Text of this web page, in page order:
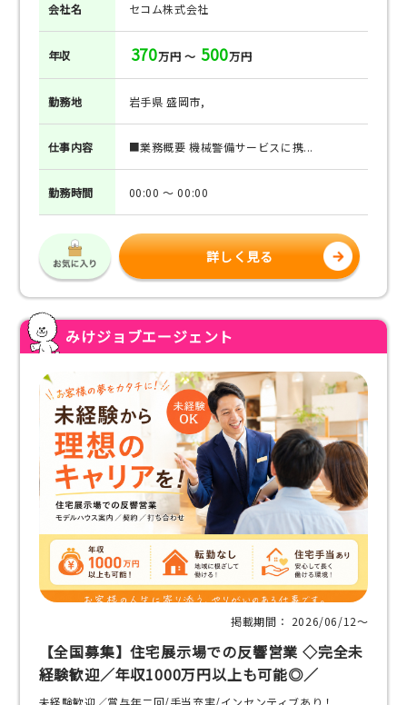
会社名 セコム株式会社
年収 370万円 ～ 500万円
勤務地 岩手県 盛岡市,
仕事内容 ■業務概要 機械警備サービスに携...
勤務時間 00:00 ～ 00:00
詳しく見る
みけジョブエージェント
掲載期間： 2026/06/12〜
【全国募集】住宅展示場での反響営業 ◇完全未
経験歓迎／年収1000万円以上も可能◎／